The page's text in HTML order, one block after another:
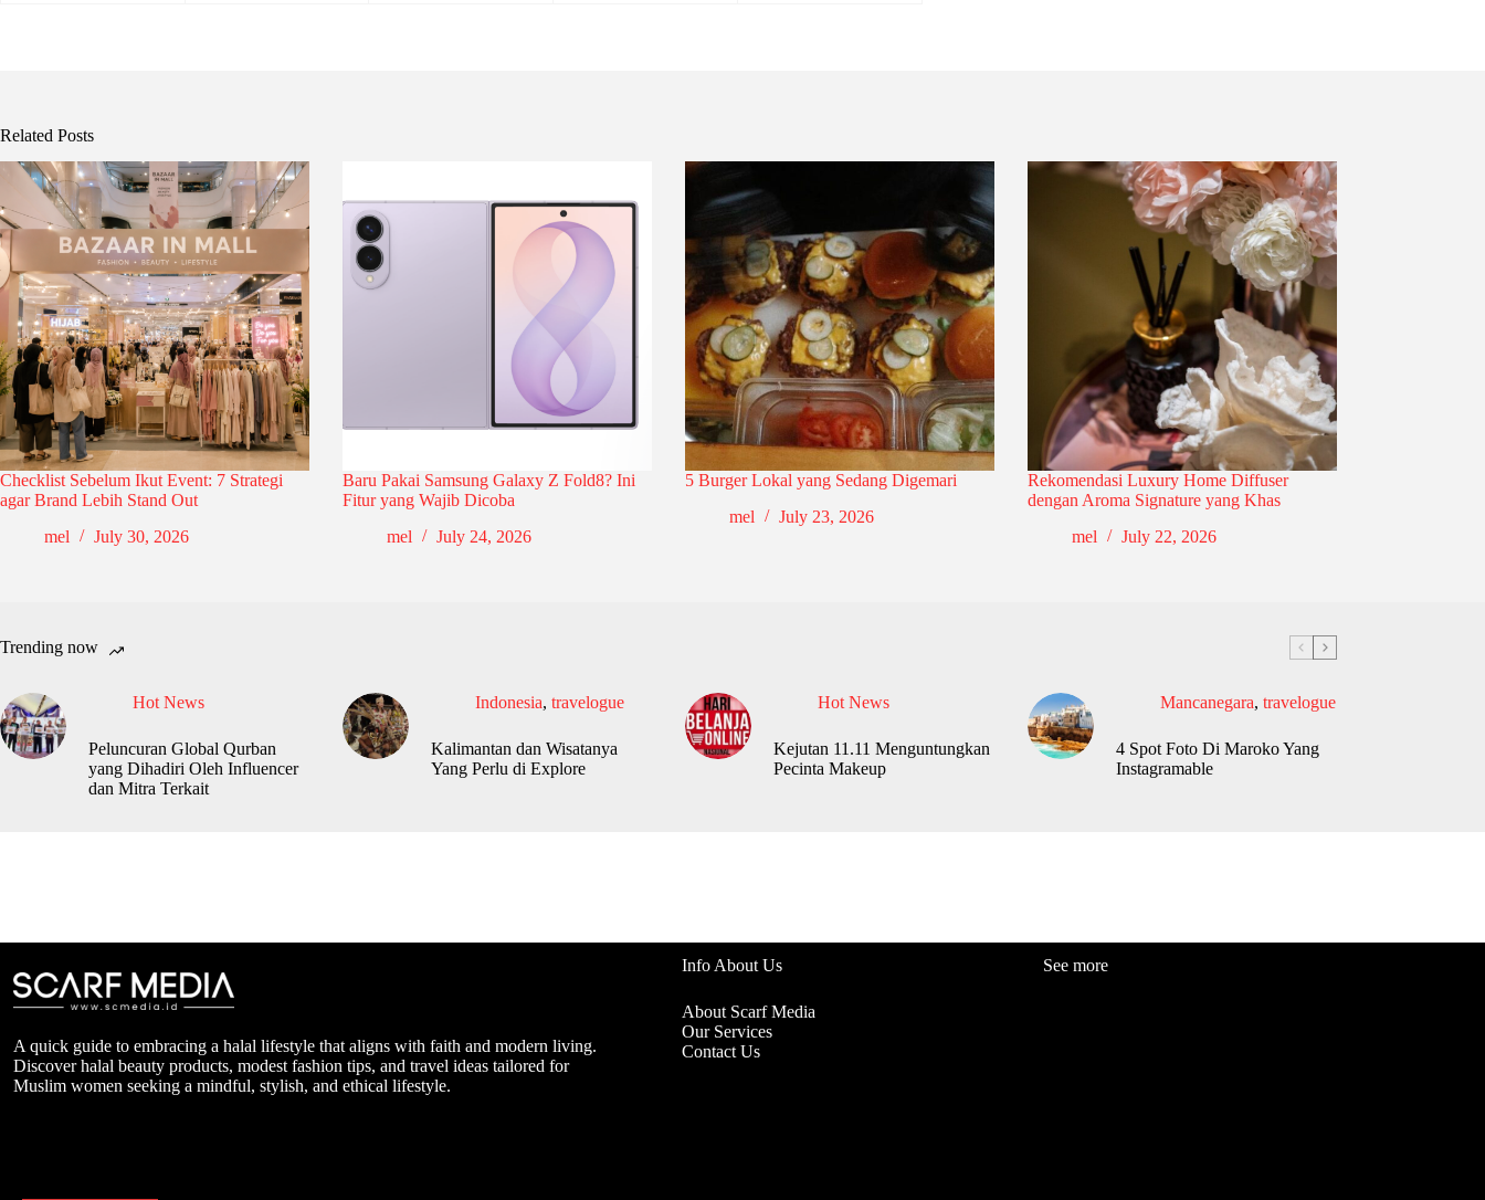
Related Posts
Checklist Sebelum Ikut Event: 7 Strategi
agar Brand Lebih Stand Out
mel
July 30, 2026
Baru Pakai Samsung Galaxy Z Fold8? Ini
Fitur yang Wajib Dicoba
mel
July 24, 2026
5 Burger Lokal yang Sedang Digemari
mel
July 23, 2026
Rekomendasi Luxury Home Diffuser
dengan Aroma Signature yang Khas
mel
July 22, 2026
Trending now
Hot News
Peluncuran Global Qurban
yang Dihadiri Oleh Influencer
dan Mitra Terkait
Indonesia, travelogue
Kalimantan dan Wisatanya
Yang Perlu di Explore
Hot News
Kejutan 11.11 Menguntungkan
Pecinta Makeup
Mancanegara, travelogue
4 Spot Foto Di Maroko Yang
Instagramable
A quick guide to embracing a halal lifestyle that aligns with faith and modern living.
Discover halal beauty products, modest fashion tips, and travel ideas tailored for
Muslim women seeking a mindful, stylish, and ethical lifestyle.
Info About Us
About Scarf Media
Our Services
Contact Us
See more